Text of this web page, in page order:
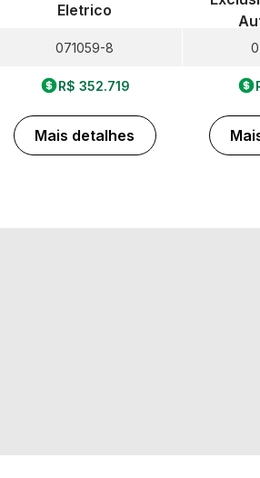
Eletrico
071059-8
R$ 352.719
Mais detalhes